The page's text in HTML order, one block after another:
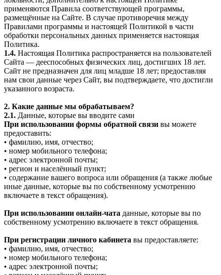
применяются Правила соответствующей программы,
размещённые на Сайте. В случае противоречия между
Правилами программы и настоящей Политикой в части
обработки персональных данных применяется настоящая
Политика.
1.4. Настоящая Политика распространяется на пользователей
Сайта — дееспособных физических лиц, достигших 18 лет.
Сайт не предназначен для лиц младше 18 лет; предоставляя
нам свои данные через Сайт, вы подтверждаете, что достигли
указанного возраста.
2. Какие данные мы обрабатываем?
2.1. Данные, которые вы вводите сами
При использовании формы обратной связи вы можете
предоставить:
• фамилию, имя, отчество;
• номер мобильного телефона;
• адрес электронной почты;
• регион и населённый пункт;
• содержание вашего вопроса или обращения (а также любые
иные данные, которые вы по собственному усмотрению
включаете в текст обращения).
При использовании онлайн-чата данные, которые вы по
собственному усмотрению включаете в текст обращения.
При регистрации личного кабинета вы предоставляете:
• фамилию, имя, отчество;
• номер мобильного телефона;
• адрес электронной почты;